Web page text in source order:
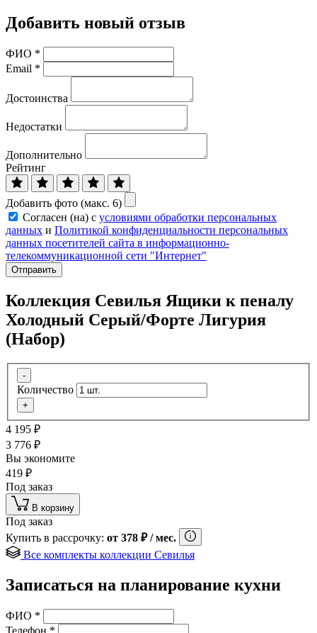
Добавить новый отзыв
ФИО *
Email *
Достоинства
Недостатки
Дополнительно
Рейтинг
Добавить фото (макс. 6)
Согласен (на) с условиями обработки персональных
данных и Политикой конфиденциальности персональных
данных посетителей сайта в информационно-
телекоммуникационной сети "Интернет"
Отправить
Коллекция Севилья Ящики к пеналу
Холодный Серый/Форте Лигурия
(Набор)
-
Количество
+
4 195 ₽
3 776 ₽
Вы экономите
419 ₽
Под заказ
В корзину
Под заказ
Купить в рассрочку: от 378 ₽/ мес.
Все комплекты коллекции Севилья
Записаться на планирование кухни
ФИО *